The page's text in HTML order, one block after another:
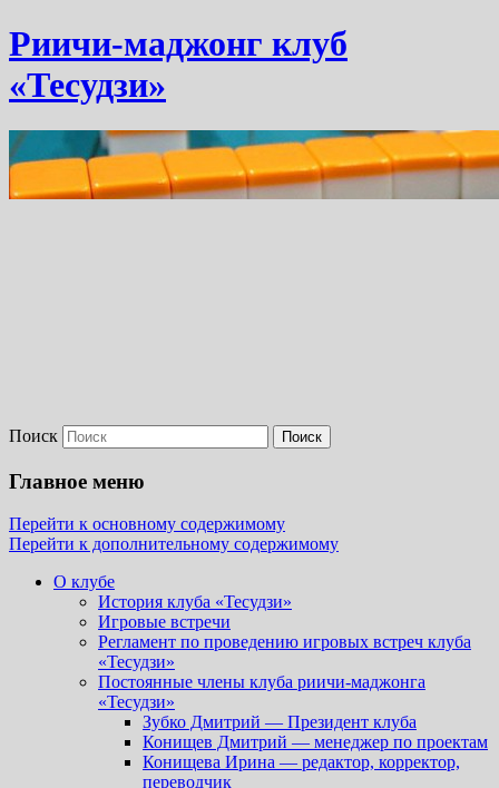
Риичи-маджонг клуб
«Тесудзи»
Поиск
Главное меню
Перейти к основному содержимому
Перейти к дополнительному содержимому
О клубе
История клуба «Тесудзи»
Игровые встречи
Регламент по проведению игровых встреч клуба
«Тесудзи»
Постоянные члены клуба риичи-маджонга
«Тесудзи»
Зубко Дмитрий — Президент клуба
Конищев Дмитрий — менеджер по проектам
Конищева Ирина — редактор, корректор,
переводчик